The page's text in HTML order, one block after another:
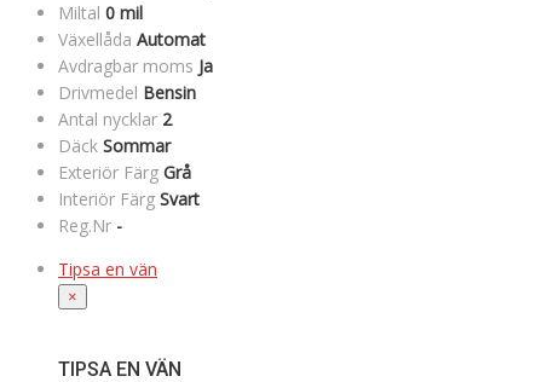
Miltal 0 mil
Växellåda Automat
Avdragbar moms Ja
Drivmedel Bensin
Antal nycklar 2
Däck Sommar
Exteriör Färg Grå
Interiör Färg Svart
Reg.Nr -
Tipsa en vän
×
TIPSA EN VÄN